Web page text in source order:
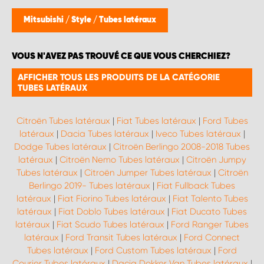
Mitsubishi / Style / Tubes latéraux
VOUS N'AVEZ PAS TROUVÉ CE QUE VOUS CHERCHIEZ?
AFFICHER TOUS LES PRODUITS DE LA CATÉGORIE
TUBES LATÉRAUX
Citroën Tubes latéraux | Fiat Tubes latéraux | Ford Tubes
latéraux | Dacia Tubes latéraux | Iveco Tubes latéraux |
Dodge Tubes latéraux | Citroën Berlingo 2008-2018 Tubes
latéraux | Citroën Nemo Tubes latéraux | Citroën Jumpy
Tubes latéraux | Citroën Jumper Tubes latéraux | Citroën
Berlingo 2019- Tubes latéraux | Fiat Fullback Tubes
latéraux | Fiat Fiorino Tubes latéraux | Fiat Talento Tubes
latéraux | Fiat Doblo Tubes latéraux | Fiat Ducato Tubes
latéraux | Fiat Scudo Tubes latéraux | Ford Ranger Tubes
latéraux | Ford Transit Tubes latéraux | Ford Connect
Tubes latéraux | Ford Custom Tubes latéraux | Ford
WORK SYSTEM NAMUR